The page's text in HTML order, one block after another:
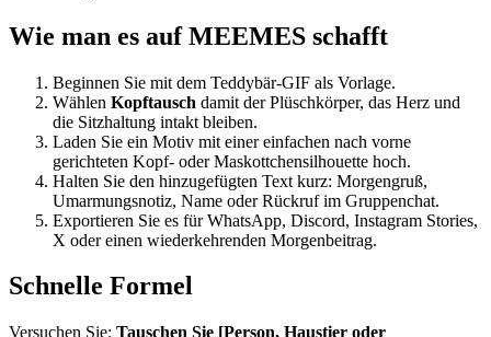
Wie man es auf MEEMES schafft
Beginnen Sie mit dem Teddybär-GIF als Vorlage.
Wählen Kopftausch damit der Plüschkörper, das Herz und
die Sitzhaltung intakt bleiben.
Laden Sie ein Motiv mit einer einfachen nach vorne
gerichteten Kopf- oder Maskottchensilhouette hoch.
Halten Sie den hinzugefügten Text kurz: Morgengruß,
Umarmungsnotiz, Name oder Rückruf im Gruppenchat.
Exportieren Sie es für WhatsApp, Discord, Instagram Stories,
X oder einen wiederkehrenden Morgenbeitrag.
Schnelle Formel
Versuchen Sie: Tauschen Sie [Person, Haustier oder